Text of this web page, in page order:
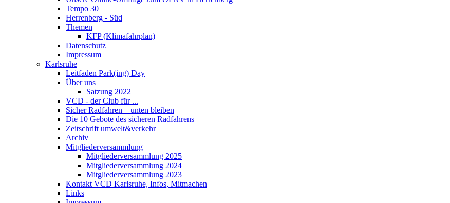
Tempo 30
Herrenberg - Süd
Themen
KFP (Klimafahrplan)
Datenschutz
Impressum
Karlsruhe
Leitfaden Park(ing) Day
Über uns
Satzung 2022
VCD - der Club für ...
Sicher Radfahren – unten bleiben
Die 10 Gebote des sicheren Radfahrens
Zeitschrift umwelt&verkehr
Archiv
Mitgliederversammlung
Mitgliederversammlung 2025
Mitgliederversammlung 2024
Mitgliederversammlung 2023
Kontakt VCD Karlsruhe, Infos, Mitmachen
Links